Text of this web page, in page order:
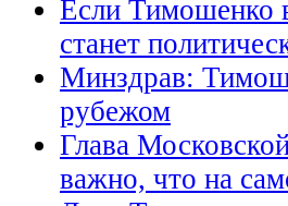
Если Тимошенко
станет
Минздрав:
рубежом
Глава
важно, что на